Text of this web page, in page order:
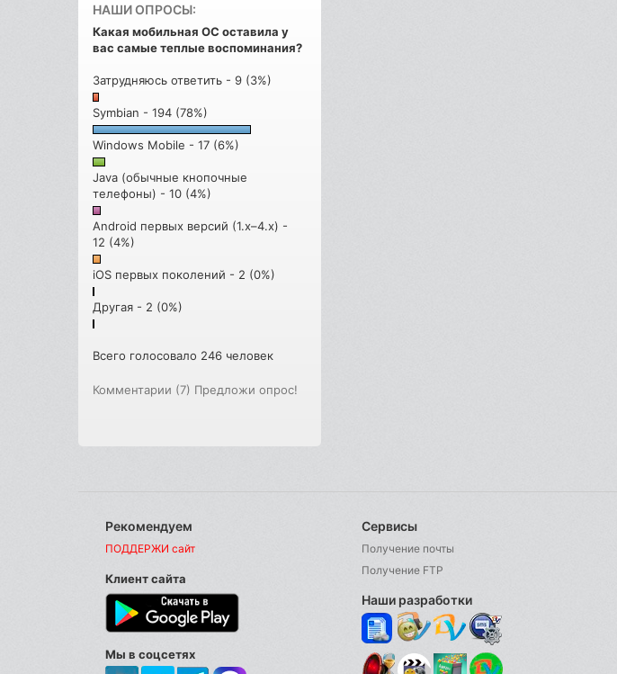
НАШИ ОПРОСЫ:
Какая мобильная ОС оставила у
вас самые теплые воспоминания?
Затрудняюсь ответить - 9 (3%)
Symbian - 194 (78%)
Windows Mobile - 17 (6%)
Java (обычные кнопочные
телефоны) - 10 (4%)
Android первых версий (1.x–4.x) -
12 (4%)
iOS первых поколений - 2 (0%)
Другая - 2 (0%)
Всего голосовало 246 человек
Комментарии (7) Предложи опрос!
Рекомендуем
ПОДДЕРЖИ сайт
Клиент сайта
Мы в соцсетях
Сервисы
Получение почты
Получение FTP
Наши разработки